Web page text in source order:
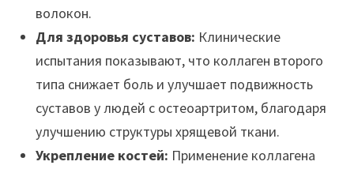
волокон.
Для здоровья суставов: Клинические
испытания показывают, что коллаген второго
типа снижает боль и улучшает подвижность
суставов у людей с остеоартритом, благодаря
улучшению структуры хрящевой ткани.
Укрепление костей: Применение коллагена